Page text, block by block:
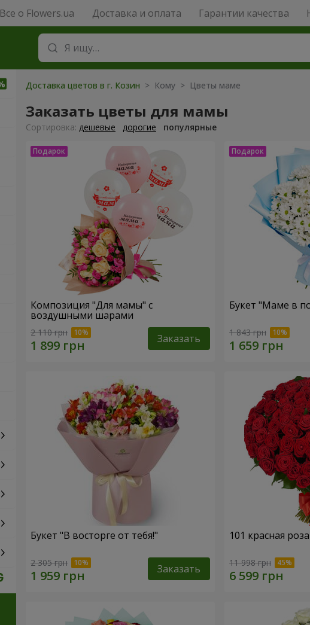
Все о Flowers.ua Доставка и оплата Гарантии качества
Доставка цветов в г. Козин > Кому > Цветы маме
Заказать цветы для мамы
Cортировка: дешевые дорогие популярные
Композиция "Для мамы" с
воздушными шарами
2 110 грн Заказать
Букет "Маме в
1 843 грн
Букет "В восторге от тебя!"
2 305 грн Заказать
101 красная роза
11 998 грн